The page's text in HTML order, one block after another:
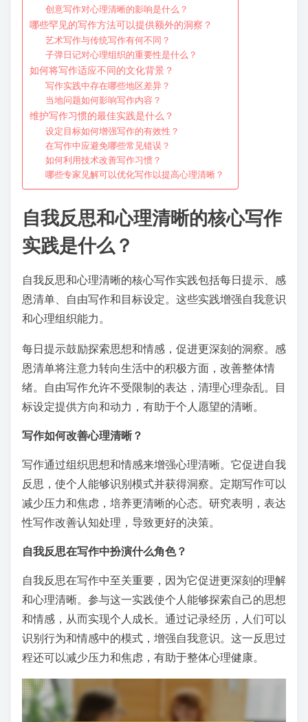
创意写作对心理清晰的影响是什么？
哪些罕见的写作方法可以提供额外的洞察？
艺术写作与传统写作有何不同？
子弹日记对心理组织的重要性是什么？
如何将写作适应不同的文化背景？
写作实践中存在哪些地区差异？
当地问题如何影响写作内容？
维护写作习惯的最佳实践是什么？
设定目标如何增强写作的有效性？
在写作中应避免哪些常见错误？
如何利用技术改善写作习惯？
哪些专家见解可以优化写作以提高心理清晰？
自我反思和心理清晰的核心写作
实践是什么？
自我反思和心理清晰的核心写作实践包括每日提示、感
恩清单、自由写作和目标设定。这些实践增强自我意识
和心理组织能力。
每日提示鼓励探索思想和情感，促进更深刻的洞察。感
恩清单将注意力转向生活中的积极方面，改善整体情
绪。自由写作允许不受限制的表达，清理心理杂乱。目
标设定提供方向和动力，有助于个人愿望的清晰。
写作如何改善心理清晰？
写作通过组织思想和情感来增强心理清晰。它促进自我
反思，使个人能够识别模式并获得洞察。定期写作可以
减少压力和焦虑，培养更清晰的心态。研究表明，表达
性写作改善认知处理，导致更好的决策。
自我反思在写作中扮演什么角色？
自我反思在写作中至关重要，因为它促进更深刻的理解
和心理清晰。参与这一实践使个人能够探索自己的思想
和情感，从而实现个人成长。通过记录经历，人们可以
识别行为和情感中的模式，增强自我意识。这一反思过
程还可以减少压力和焦虑，有助于整体心理健康。